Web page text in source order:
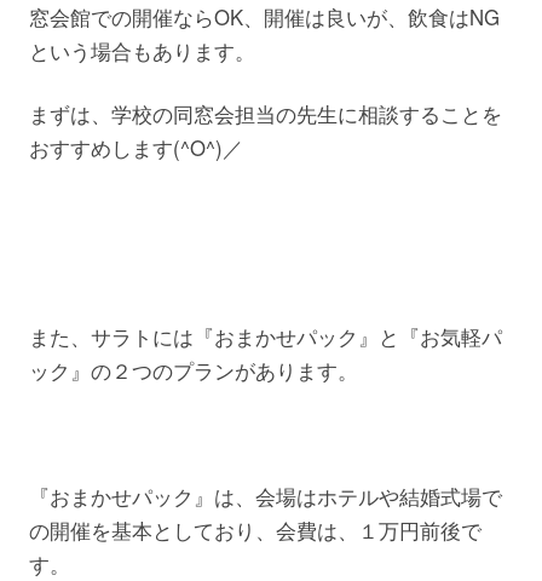
窓会館での開催ならOK、開催は良いが、飲食はNG
という場合もあります。
まずは、学校の同窓会担当の先生に相談することを
おすすめします(^O^)／
また、サラトには『おまかせパック』と『お気軽パ
ック』の２つのプランがあります。
『おまかせパック』は、会場はホテルや結婚式場で
の開催を基本としており、会費は、１万円前後で
す。